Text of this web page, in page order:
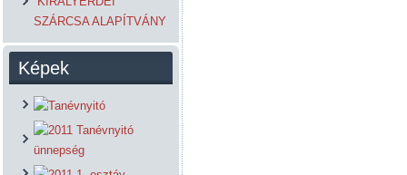
SZÁRCSA ALAPÍTVÁNY
Képek